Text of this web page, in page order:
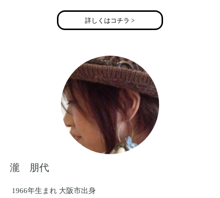
サクラクレパスメモラビリアート インストラクター
出店とイベントグループ＊BASKET＊を主宰
詳しくはコチラ >
瀧 朋代
1966年生まれ 大阪市出身